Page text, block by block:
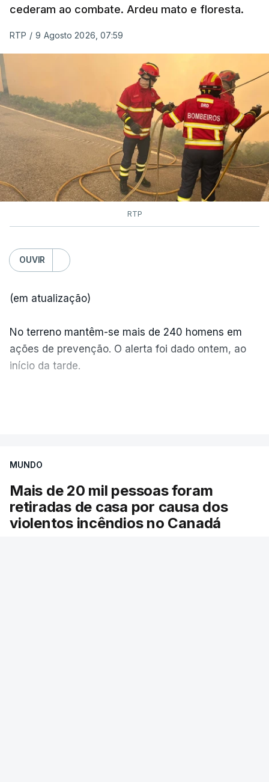
cederam ao combate. Ardeu mato e floresta.
RTP / 9 Agosto 2026, 07:59
RTP
OUVIR
(em atualização)
No terreno mantêm-se mais de 240 homens em
ações de prevenção. O alerta foi dado ontem, ao
início da tarde.
MUNDO
Mais de 20 mil pessoas foram
retiradas de casa por causa dos
violentos incêndios no Canadá